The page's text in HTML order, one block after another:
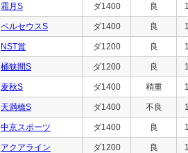
霜月S ダ1400 良
ペルセウスS ダ1400 良
NST賞 ダ1200 良
桶狭間S ダ1200 良
麦秋S ダ1400 稍重
天満橋S ダ1400 不良
中京スポーツ ダ1400 良
アクアライン ダ1200 良